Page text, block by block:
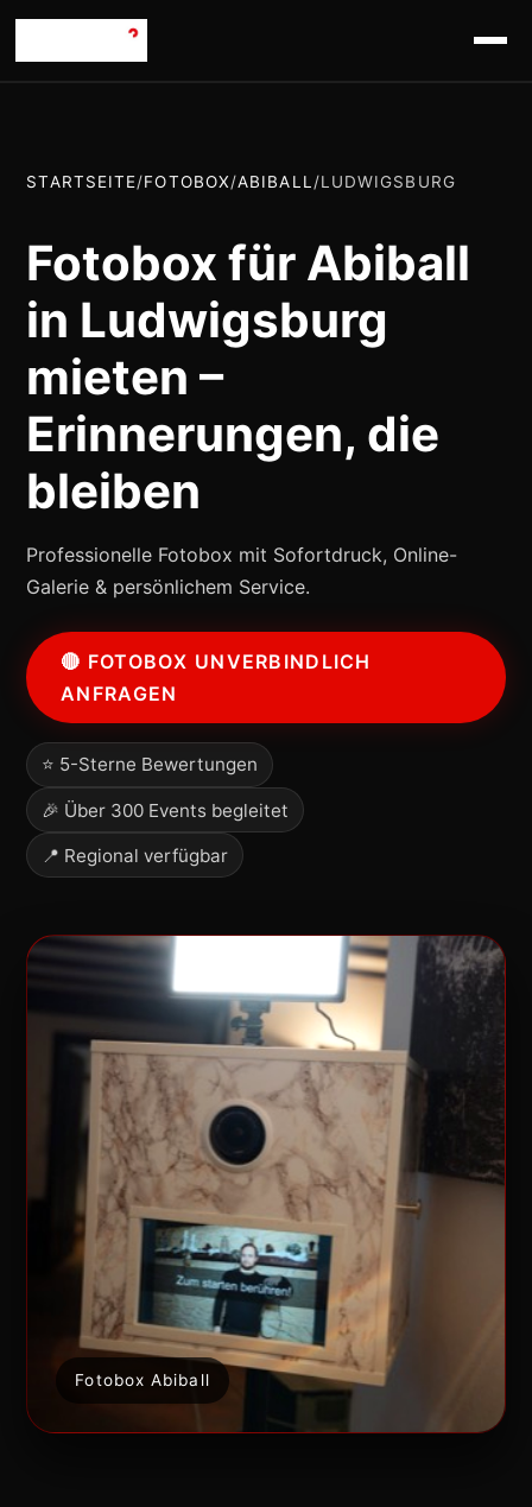
STARTSEITE/FOTOBOX/ABIBALL /LUDWIGSBURG
Fotobox für Abiball
in Ludwigsburg
mieten –
Erinnerungen, die
bleiben
Professionelle Fotobox mit Sofortdruck, Online-
Galerie & persönlichem Service.
🔴 FOTOBOX UNVERBINDLICH
ANFRAGEN
⭐ 5-Sterne Bewertungen
🎉 Über 300 Events begleitet
📍 Regional verfügbar
Fotobox Abiball